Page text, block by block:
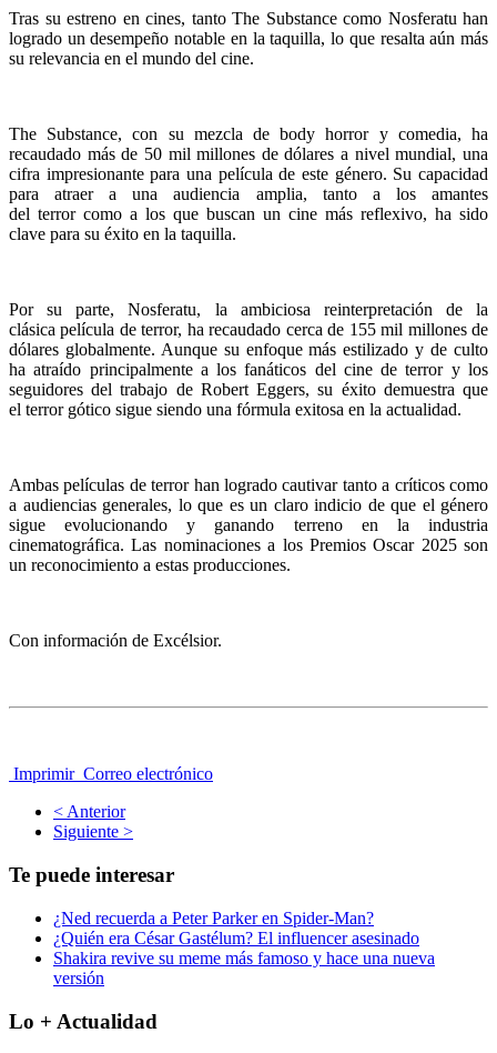
Tras su estreno en cines, tanto The Substance como Nosferatu han
logrado un desempeño notable en la taquilla, lo que resalta aún más
su relevancia en el mundo del cine.
The Substance, con su mezcla de body horror y comedia, ha
recaudado más de 50 mil millones de dólares a nivel mundial, una
cifra impresionante para una película de este género. Su capacidad
para atraer a una audiencia amplia, tanto a los amantes
del terror como a los que buscan un cine más reflexivo, ha sido
clave para su éxito en la taquilla.
Por su parte, Nosferatu, la ambiciosa reinterpretación de la
clásica película de terror, ha recaudado cerca de 155 mil millones de
dólares globalmente. Aunque su enfoque más estilizado y de culto
ha atraído principalmente a los fanáticos del cine de terror y los
seguidores del trabajo de Robert Eggers, su éxito demuestra que
el terror gótico sigue siendo una fórmula exitosa en la actualidad.
Ambas películas de terror han logrado cautivar tanto a críticos como
a audiencias generales, lo que es un claro indicio de que el género
sigue evolucionando y ganando terreno en la industria
cinematográfica. Las nominaciones a los Premios Oscar 2025 son
un reconocimiento a estas producciones.
Con información de Excélsior.
Imprimir Correo electrónico
< Anterior
Siguiente >
Te puede interesar
¿Ned recuerda a Peter Parker en Spider-Man?
¿Quién era César Gastélum? El influencer asesinado
Shakira revive su meme más famoso y hace una nueva
versión
Lo + Actualidad